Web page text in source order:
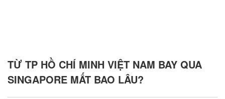
TỪ TP HỒ CHÍ MINH VIỆT NAM BAY QUA
SINGAPORE MẤT BAO LÂU?